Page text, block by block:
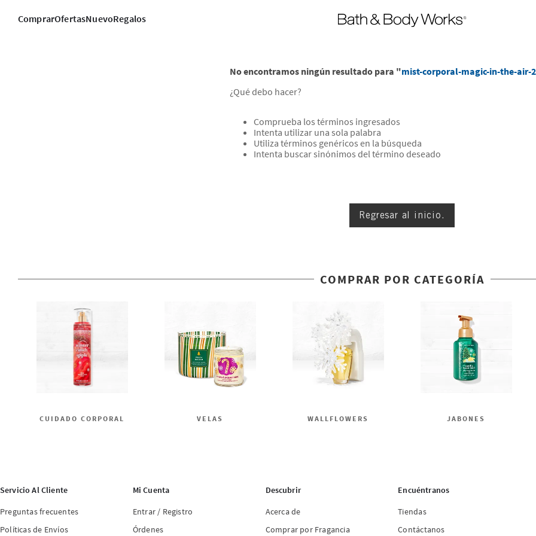
ComprarOfertasNuevoRegalos
No encontramos ningún resultado para "mist-corporal-magic-in-the-air-
¿Qué debo hacer?
Comprueba los términos ingresados
Intenta utilizar una sola palabra
Utiliza términos genéricos en la búsqueda
Intenta buscar sinónimos del término deseado
Regresar al inicio.
COMPRAR POR CATEGORÍA
CUIDADO CORPORAL VELAS WALLFLOWERS JABONES
Servicio Al Cliente
Preguntas frecuentes
Políticas de Envíos
Mi Cuenta
Entrar / Registro
Órdenes
Descubrir
Acerca de
Comprar por Fragancia
Encuéntranos
Tiendas
Contáctanos